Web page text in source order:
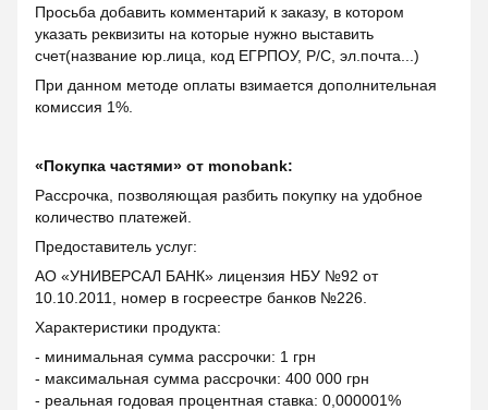
Просьба добавить комментарий к заказу, в котором
указать реквизиты на которые нужно выставить
счет(название юр.лица, код ЕГРПОУ, Р/С, эл.почта...)
При данном методе оплаты взимается дополнительная
комиссия 1%.
«Покупка частями» от monobank:
Рассрочка, позволяющая разбить покупку на удобное
количество платежей.
Предоставитель услуг:
АО «УНИВЕРСАЛ БАНК» лицензия НБУ №92 от
10.10.2011, номер в госреестре банков №226.
Характеристики продукта:
- минимальная сумма рассрочки: 1 грн
- максимальная сумма рассрочки: 400 000 грн
- реальная годовая процентная ставка: 0,000001%